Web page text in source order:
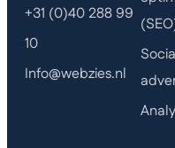
+31 (0)40 288 99
10
Info@webzies.nl